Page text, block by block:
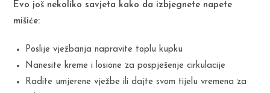
Evo još nekoliko savjeta kako da izbjegnete napete
mišiće:
Poslije vježbanja napravite toplu kupku
Nanesite kreme i losione za pospješenje cirkulacije
Radite umjerene vježbe ili dajte svom tijelu vremena za